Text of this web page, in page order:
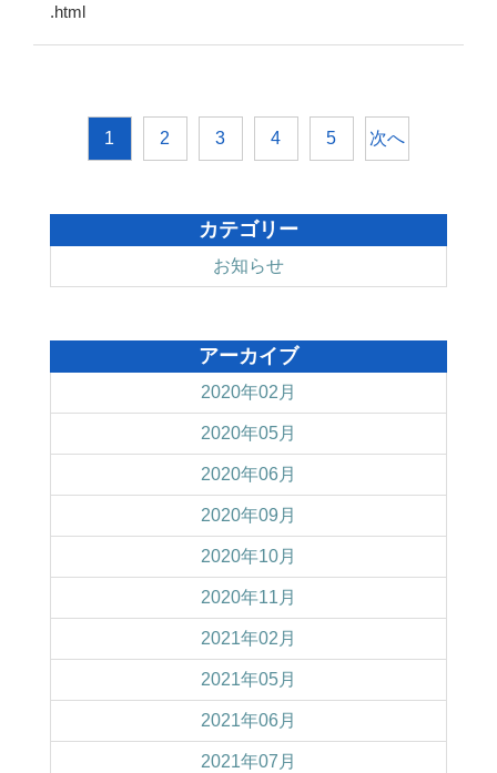
.html
1 2 3 4 5 次へ
カテゴリー
お知らせ
アーカイブ
2020年02月
2020年05月
2020年06月
2020年09月
2020年10月
2020年11月
2021年02月
2021年05月
2021年06月
2021年07月